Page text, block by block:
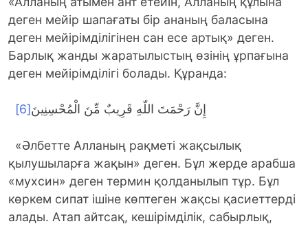
деген мейір шапағаты бір ананың баласына
деген мейірімділігінен сан есе артық» деген.
Барлық жанды жаратылыстың өзінің ұрпағына
деген мейірімділігі болады. Құранда:
إِنَّ رَحْمَتَ اللّهِ قَرِيبٌ مِّنَ الْمُحْسِنِينَ[6]
«Әлбетте Алланың рақметі жақсылық
қылушыларға жақын» деген. Бұл жерде арабша
«мухсин» деген термин қолданылып тұр. Бұл
көркем сипат ішіне көптеген жақсы қасиеттерді
алады. Атап айтсақ, кешірімділік, сабырлық,